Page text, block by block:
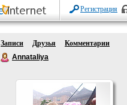
Регистрация
Записи Друзья
Комментарии
Annataliya